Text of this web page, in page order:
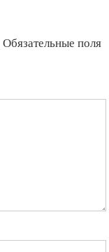
Обязательные поля